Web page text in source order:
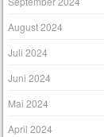
August 2024
Juli 2024
Juni 2024
Mai 2024
April 2024